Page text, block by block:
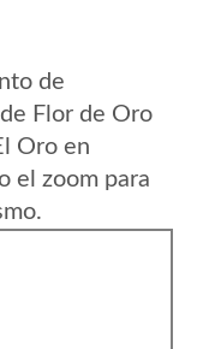
de
Flor de Oro
Oro en
el zoom para